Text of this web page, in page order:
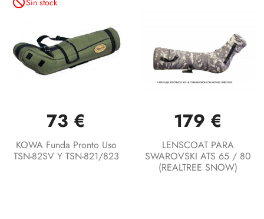
Sin stock
73 €
KOWA Funda Pronto Uso
TSN-82SV Y TSN-821/823
179 €
LENSCOAT PARA
SWAROVSKI ATS 65 / 80
(REALTREE SNOW)